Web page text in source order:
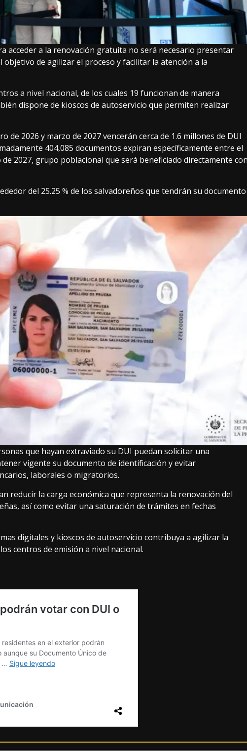
acceder a la renovación gratuita no será necesario presentar
de agilizar el proceso y facilitar la atención a la
a nivel nacional, de los cuales 19 funcionan de manera
dispone de kioscos de autoservicio que permiten realizar
de 2026 y marzo de 2027 vencerán cerca de 1.6 millones de DUI
404,085 documentos expiran específicamente entre el
2027, grupo poblacional que será beneficiado directamente
del 25.25 % de los salvadoreños que tendrán su documento
que hayan extraviado su DUI puedan solicitar una
vigente su documento de identificación y evitar
laborales o migratorios.
reducir la carga económica que representa la renovación del
así como evitar una saturación de trámites en fechas
digitales y kioscos de autoservicio contribuya a agilizar la
centros de emisión a nivel nacional.